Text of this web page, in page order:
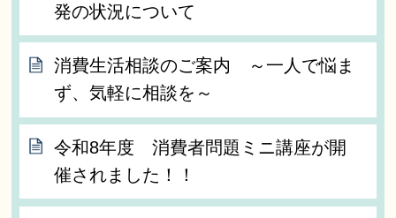
発の状況について
消費生活相談のご案内 ～一人で悩ま
ず、気軽に相談を～
令和8年度 消費者問題ミニ講座が開
催されました！！